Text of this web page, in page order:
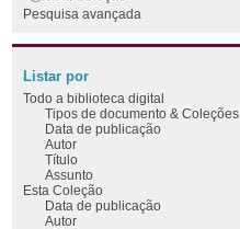
Pesquisa avançada
Listar por
Todo a biblioteca digital
Tipos de documento & Coleções
Data de publicação
Autor
Título
Assunto
Esta Coleção
Data de publicação
Autor